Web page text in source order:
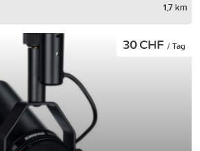
1,7 km
30 CHF / Tag